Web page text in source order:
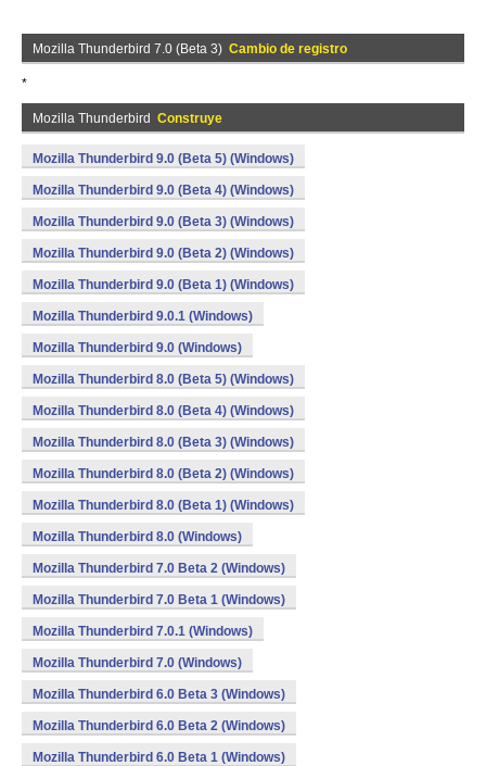
Mozilla Thunderbird 7.0 (Beta 3) Cambio de registro
*
Mozilla Thunderbird Construye
Mozilla Thunderbird 9.0 (Beta 5) (Windows)
Mozilla Thunderbird 9.0 (Beta 4) (Windows)
Mozilla Thunderbird 9.0 (Beta 3) (Windows)
Mozilla Thunderbird 9.0 (Beta 2) (Windows)
Mozilla Thunderbird 9.0 (Beta 1) (Windows)
Mozilla Thunderbird 9.0.1 (Windows)
Mozilla Thunderbird 9.0 (Windows)
Mozilla Thunderbird 8.0 (Beta 5) (Windows)
Mozilla Thunderbird 8.0 (Beta 4) (Windows)
Mozilla Thunderbird 8.0 (Beta 3) (Windows)
Mozilla Thunderbird 8.0 (Beta 2) (Windows)
Mozilla Thunderbird 8.0 (Beta 1) (Windows)
Mozilla Thunderbird 8.0 (Windows)
Mozilla Thunderbird 7.0 Beta 2 (Windows)
Mozilla Thunderbird 7.0 Beta 1 (Windows)
Mozilla Thunderbird 7.0.1 (Windows)
Mozilla Thunderbird 7.0 (Windows)
Mozilla Thunderbird 6.0 Beta 3 (Windows)
Mozilla Thunderbird 6.0 Beta 2 (Windows)
Mozilla Thunderbird 6.0 Beta 1 (Windows)